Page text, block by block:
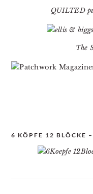
QUILTED
The
6 KÖPFE 12 BLÖCKE